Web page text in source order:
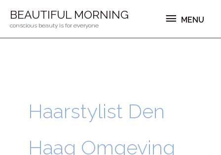
naarBEAUTIFUL MORNING
conscious beauty is for everyone
MENU
MENU
Haarstylist Den
Haag Omgeving